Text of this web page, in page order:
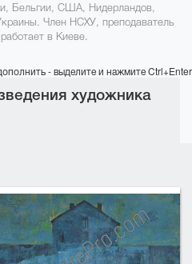
Бельгии, США, Нидерландов,
Член НСХУ, преподаватель
в Киеве.
- выделите и нажмите Ctrl+Enter
художника